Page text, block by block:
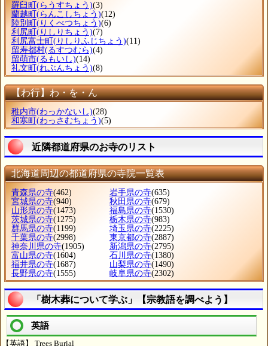
羅臼町 (らうすちょう)(3)
蘭越町 (らんこしちょう)(12)
陸別町 (りくべつちょう)(6)
利尻町 (りしりちょう)(7)
利尻富士町 (りしりふじちょう)(11)
留寿都村(るすつむら)(4)
留萌市(るもいし)(14)
礼文町 (れぶんちょう)(8)
【わ行】わ・を・ん
稚内市(わっかないし)(28)
和寒町 (わっさむちょう)(5)
近隣都道府県のお寺のリスト
北海道周辺の都道府県の寺院一覧表
青森県の寺(462) 岩手県の寺(635)
宮城県の寺(940) 秋田県の寺(679)
山形県の寺(1473) 福島県の寺(1530)
茨城県の寺(1275) 栃木県の寺(983)
群馬県の寺(1199) 埼玉県の寺(2225)
千葉県の寺(2998) 東京都の寺(2887)
神奈川県の寺(1905) 新潟県の寺(2795)
富山県の寺(1604) 石川県の寺(1380)
福井県の寺(1687) 山梨県の寺(1490)
長野県の寺(1555) 岐阜県の寺(2302)
「樹木葬について学ぶ」【宗教語を調べよう】
英語
【英語】 Trees Burial